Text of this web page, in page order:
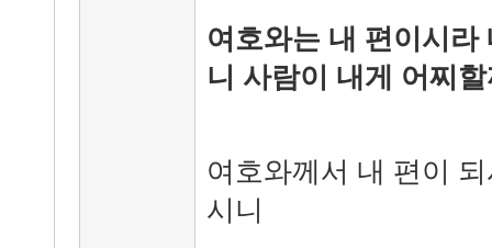
여호와는 내 편이시라
니 사람이 내게 어찌
여호와께서 내 편이
시니